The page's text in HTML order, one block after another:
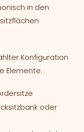
in den
Konfiguration
Elemente:
oder